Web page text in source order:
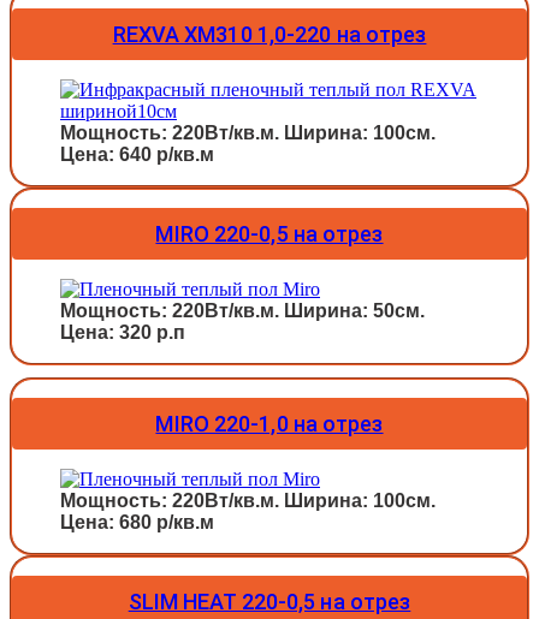
REXVA XM310 1,0-220 на отрез
Мощность: 220Вт/кв.м. Ширина: 100см.
Цена: 640 р/кв.м
MIRO 220-0,5 на отрез
Мощность: 220Вт/кв.м. Ширина: 50см.
Цена: 320 р.п
MIRO 220-1,0 на отрез
Мощность: 220Вт/кв.м. Ширина: 100см.
Цена: 680 р/кв.м
SLIM HEAT 220-0,5 на отрез